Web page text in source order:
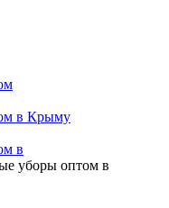
в Крыму
в
уборы оптом в